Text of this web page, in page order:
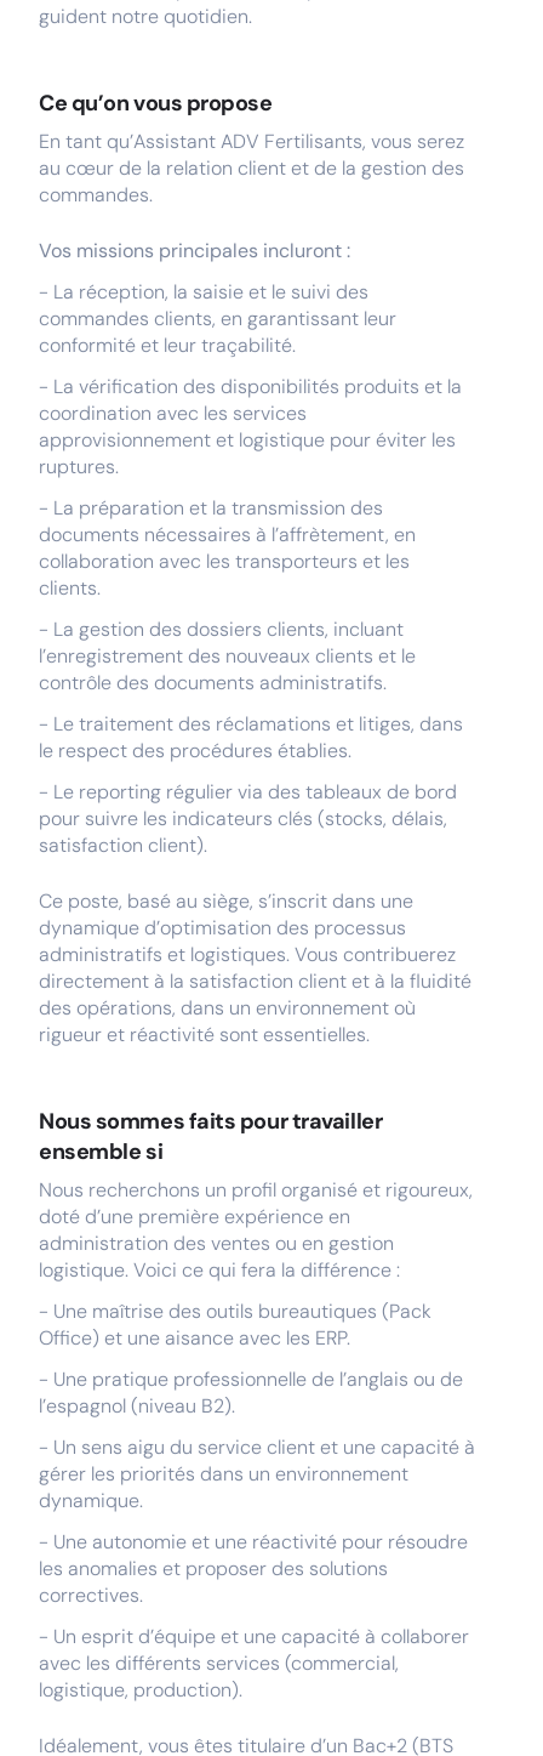
guident notre quotidien.
Ce qu’on vous propose
En tant qu’Assistant ADV Fertilisants, vous serez
au cœur de la relation client et de la gestion des
commandes.
Vos missions principales incluront :
- La réception, la saisie et le suivi des
commandes clients, en garantissant leur
conformité et leur traçabilité.
- La vérification des disponibilités produits et la
coordination avec les services
approvisionnement et logistique pour éviter les
ruptures.
- La préparation et la transmission des
documents nécessaires à l’affrètement, en
collaboration avec les transporteurs et les
clients.
- La gestion des dossiers clients, incluant
l’enregistrement des nouveaux clients et le
contrôle des documents administratifs.
- Le traitement des réclamations et litiges, dans
le respect des procédures établies.
- Le reporting régulier via des tableaux de bord
pour suivre les indicateurs clés (stocks, délais,
satisfaction client).
Ce poste, basé au siège, s’inscrit dans une
dynamique d’optimisation des processus
administratifs et logistiques. Vous contribuerez
directement à la satisfaction client et à la fluidité
des opérations, dans un environnement où
rigueur et réactivité sont essentielles.
Nous sommes faits pour travailler
ensemble si
Nous recherchons un profil organisé et rigoureux,
doté d’une première expérience en
administration des ventes ou en gestion
logistique. Voici ce qui fera la différence :
- Une maîtrise des outils bureautiques (Pack
Office) et une aisance avec les ERP.
- Une pratique professionnelle de l’anglais ou de
l’espagnol (niveau B2).
- Un sens aigu du service client et une capacité à
gérer les priorités dans un environnement
dynamique.
- Une autonomie et une réactivité pour résoudre
les anomalies et proposer des solutions
correctives.
- Un esprit d’équipe et une capacité à collaborer
avec les différents services (commercial,
logistique, production).
Idéalement, vous êtes titulaire d’un Bac+2 (BTS